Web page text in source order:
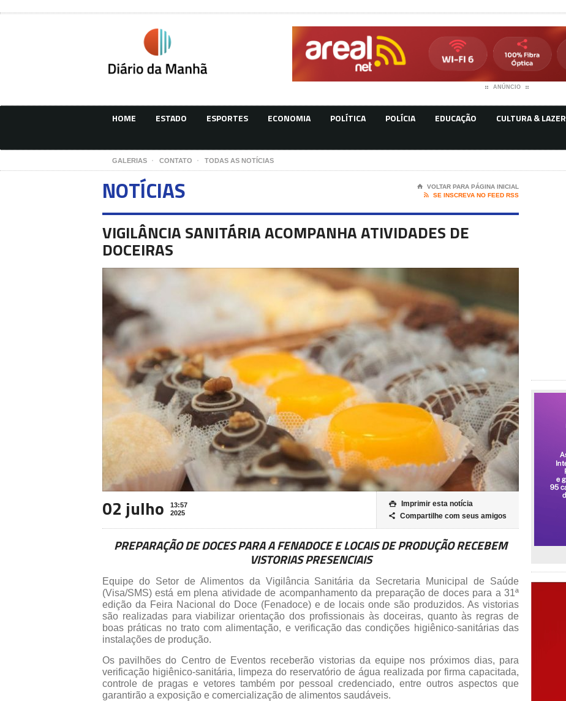
ANÚNCIO
HOME ESTADO ESPORTES ECONOMIA POLÍTICA POLÍCIA EDUCAÇÃO CULTURA & LAZER
GALERIAS CONTATO TODAS AS NOTÍCIAS
NOTÍCIAS ⌂
VOLTAR PARA PÁGINA INICIAL

SE INSCREVA NO FEED RSS
VIGILÂNCIA SANITÁRIA ACOMPANHA ATIVIDADES DE
DOCEIRAS
02 julho
13:57
2025
 Imprimir esta notícia
 Compartilhe com seus amigos
PREPARAÇÃO DE DOCES PARA A FENADOCE E LOCAIS DE PRODUÇÃO RECEBEM
VISTORIAS PRESENCIAIS
Equipe do Setor de Alimentos da Vigilância Sanitária da Secretaria Municipal de Saúde
(Visa/SMS) está em plena atividade de acompanhamento da preparação de doces para a 31ª
edição da Feira Nacional do Doce (Fenadoce) e de locais onde são produzidos. As vistorias
são realizadas para viabilizar orientação dos profissionais às doceiras, quanto às regras de
boas práticas no trato com alimentação, e verificação das condições higiênico-sanitárias das
instalações de produção.
Os pavilhões do Centro de Eventos receberão vistorias da equipe nos próximos dias, para
verificação higiênico-sanitária, limpeza do reservatório de água realizada por firma capacitada,
controle de pragas e vetores também por pessoal credenciado, entre outros aspectos que
garantirão a exposição e comercialização de alimentos saudáveis.